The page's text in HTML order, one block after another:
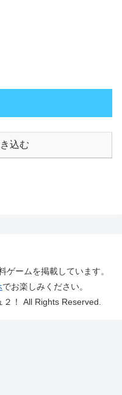
込む
ゲームを掲載しています。
でお楽しみください。
！ All Rights Reserved.